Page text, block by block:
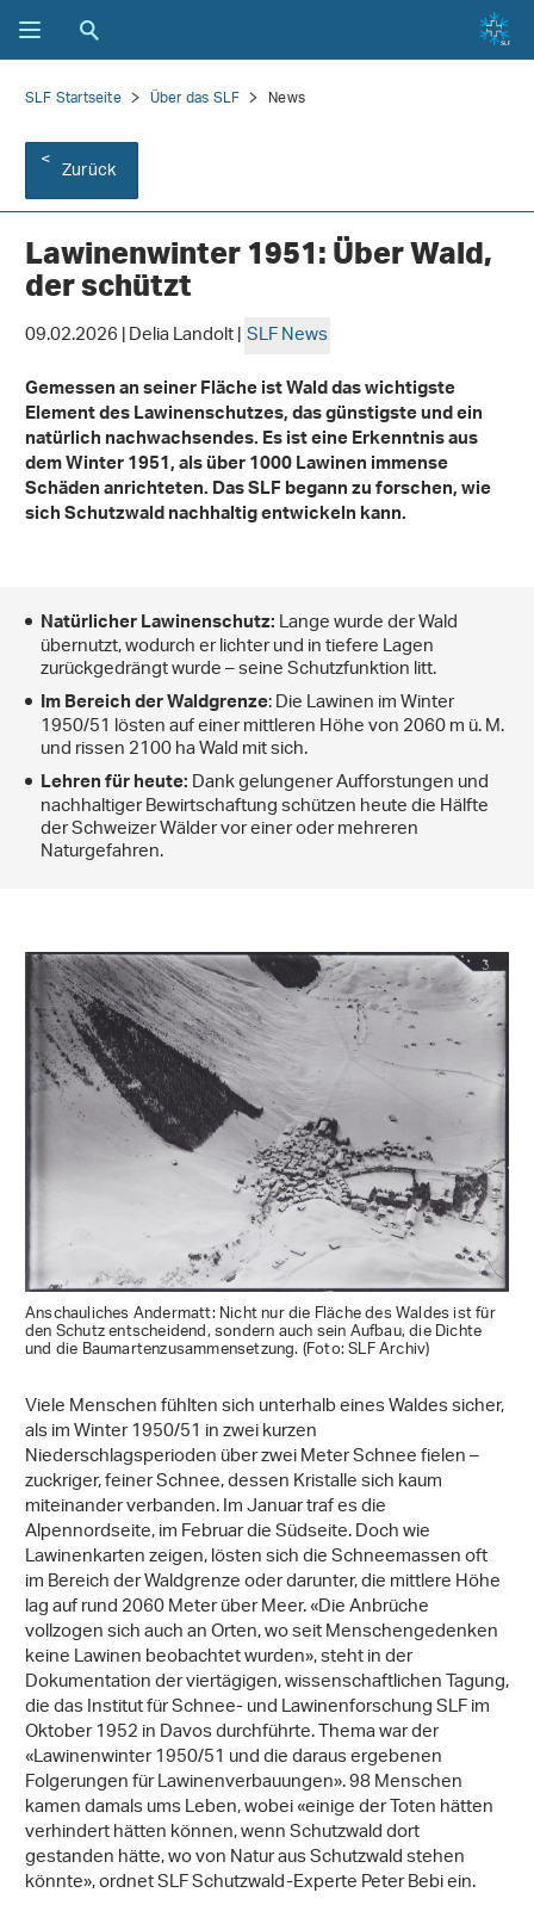
SLF Startseite Über das SLF News
Zurück
Lawinenwinter 1951: Über Wald,
der schützt
09.02.2026 | Delia Landolt |SLF News
Gemessen an seiner Fläche ist Wald das wichtigste
Element des Lawinenschutzes, das günstigste und ein
natürlich nachwachsendes. Es ist eine Erkenntnis aus
dem Winter 1951, als über 1000 Lawinen immense
Schäden anrichteten. Das SLF begann zu forschen, wie
sich Schutzwald nachhaltig entwickeln kann.
Natürlicher Lawinenschutz:Lange wurde der Wald
übernutzt, wodurch er lichter und in tiefere Lagen
zurückgedrängt wurde – seine Schutzfunktion litt.
Im Bereich der Waldgrenze: Die Lawinen im Winter
1950/51 lösten auf einer mittleren Höhe von 2060 m ü. M.
und rissen 2100 ha Wald mit sich.
Lehren für heute:Dank gelungener Aufforstungen und
nachhaltiger Bewirtschaftung schützen heute die Hälfte
der Schweizer Wälder vor einer oder mehreren
Naturgefahren.
Anschauliches Andermatt: Nicht nur die Fläche des Waldes ist für
den Schutz entscheidend, sondern auch sein Aufbau, die Dichte
und die Baumartenzusammensetzung. (Foto: SLF Archiv)
Viele Menschen fühlten sich unterhalb eines Waldes sicher,
als im Winter 1950/51 in zwei kurzen
Niederschlagsperioden über zwei Meter Schnee fielen –
zuckriger, feiner Schnee, dessen Kristalle sich kaum
miteinander verbanden. Im Januar traf es die
Alpennordseite, im Februar die Südseite. Doch wie
Lawinenkarten zeigen, lösten sich die Schneemassen oft
im Bereich der Waldgrenze oder darunter, die mittlere Höhe
lag auf rund 2060 Meter über Meer. «Die Anbrüche
vollzogen sich auch an Orten, wo seit Menschengedenken
keine Lawinen beobachtet wurden», steht in der
Dokumentation der viertägigen, wissenschaftlichen Tagung,
die das Institut für Schnee- und Lawinenforschung SLF im
Oktober 1952 in Davos durchführte. Thema war der
«Lawinenwinter 1950/51 und die daraus ergebenen
Folgerungen für Lawinenverbauungen». 98 Menschen
kamen damals ums Leben, wobei «einige der Toten hätten
verhindert hätten können, wenn Schutzwald dort
gestanden hätte, wo von Natur aus Schutzwald stehen
könnte», ordnet SLF Schutzwald-Experte Peter Bebi ein.